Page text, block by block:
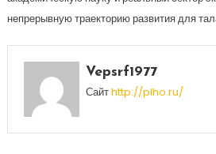
непрерывную траекторию развития для
Vepsrf1977
Сайтhttp://plho.ru/